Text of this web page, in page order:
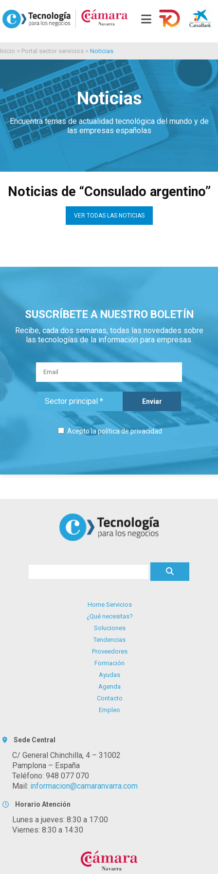
Inicio > Portal sector servicios > Noticias
Noticias
Encuentra temas de actualidad tecnológica del mundo y de
las empresas españolas
Noticias de “Consulado argentino”
VER TODAS LAS NOTICIAS
SUSCRÍBETE A NUESTRO BOLETÍN
Recibe, cada dos semanas, todas las novedades sobre
las tecnologías de la información para empresas.
Acepto lapolítica de privacidad
Home Servicios
¿Qué necesitas?
Soluciones
Tendencias
Proveedores
Formación
Ayudas
Agenda
Contacto
Empleo
Sede Central
C/ General Chinchilla, 4 – 31002
Pamplona – España
Teléfono: 948 077 070
Mail: informacion@camaranvarra.com
Horario Atención
Lunes a jueves: 8:30 a 17:00
Viernes: 8:30 a 14:30